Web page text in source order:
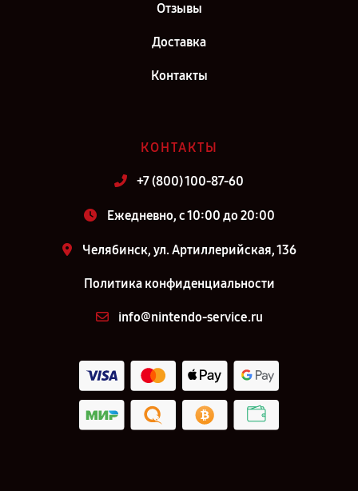
Отзывы
Доставка
Контакты
КОНТАКТЫ
+7 (800) 100-87-60
Ежедневно, с 10:00 до 20:00
Челябинск, ул. Артиллерийская, 136
Политика конфиденциальности
info@nintendo-service.ru